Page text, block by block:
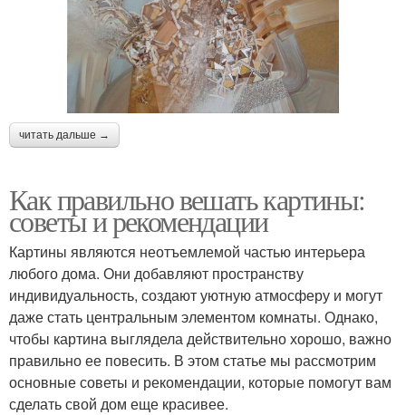
читать дальше →
Как правильно вешать картины:
советы и рекомендации
Картины являются неотъемлемой частью интерьера
любого дома. Они добавляют пространству
индивидуальность, создают уютную атмосферу и могут
даже стать центральным элементом комнаты. Однако,
чтобы картина выглядела действительно хорошо, важно
правильно ее повесить. В этом статье мы рассмотрим
основные советы и рекомендации, которые помогут вам
сделать свой дом еще красивее.